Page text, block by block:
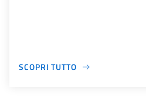
SCOPRI TUTTO